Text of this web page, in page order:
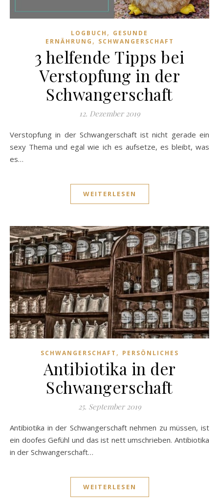
LOGBUCH , GESUNDE
ERNÄHRUNG , SCHWANGERSCHAFT
3 helfende Tipps bei
Verstopfung in der
Schwangerschaft
12. Dezember 2019
Verstopfung in der Schwangerschaft ist nicht gerade ein
sexy Thema und egal wie ich es aufsetze, es bleibt, was
es…
WEITERLESEN
SCHWANGERSCHAFT , PERSÖNLICHES
Antibiotika in der
Schwangerschaft
25. September 2019
Antibiotika in der Schwangerschaft nehmen zu müssen, ist
ein doofes Gefühl und das ist nett umschrieben. Antibiotika
in der Schwangerschaft…
WEITERLESEN